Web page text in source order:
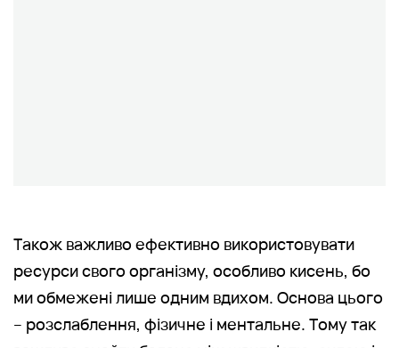
Також важливо ефективно використовувати
ресурси свого організму, особливо кисень, бо
ми обмежені лише одним вдихом. Основа цього
– розслаблення, фізичне і ментальне. Тому так